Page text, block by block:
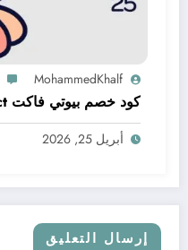
MohammedKhalf
كود خصم بيوتي فاكت Beauty Fact حتى 30%
أبريل 25, 2026
إرسال التعليق